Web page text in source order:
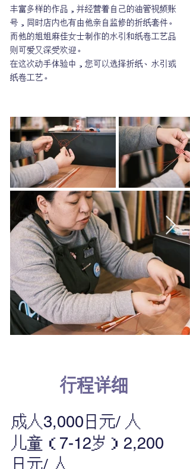
丰富多样的作品，并经营着自己的油管视频账
号，同时店内也有由他亲自监修的折纸套件。
而他的姐姐麻佳女士制作的水引和纸卷工艺品
则可爱又深受欢迎。
在这次动手体验中，您可以选择折纸、水引或
纸卷工艺。
行程详细
成人3,000日元/ 人
儿童（7-12岁）2,200
日元/ 人